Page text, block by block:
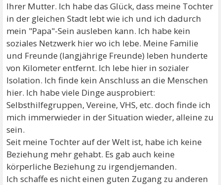
Ihrer Mutter. Ich habe das Glück, dass meine Tochter
in der gleichen Stadt lebt wie ich und ich dadurch
mein "Papa"-Sein ausleben kann. Ich habe kein
soziales Netzwerk hier wo ich lebe. Meine Familie
und Freunde (langjährige Freunde) leben hunderte
von Kilometer entfernt. Ich lebe hier in sozialer
Isolation. Ich finde kein Anschluss an die Menschen
hier. Ich habe viele Dinge ausprobiert:
Selbsthilfegruppen, Vereine, VHS, etc. doch finde ich
mich immerwieder in der Situation wieder, alleine zu
sein.
Seit meine Tochter auf der Welt ist, habe ich keine
Beziehung mehr gehabt. Es gab auch keine
körperliche Beziehung zu irgendjemanden.
Ich schaffe es nicht einen guten Zugang zu anderen